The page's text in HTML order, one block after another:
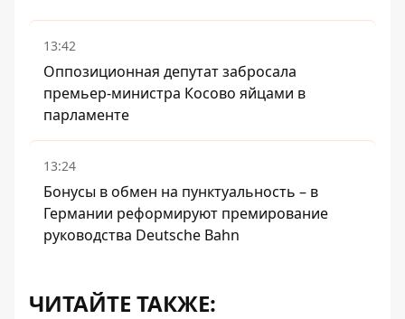
13:42
Оппозиционная депутат забросала
премьер-министра Косово яйцами в
парламенте
13:24
Бонусы в обмен на пунктуальность – в
Германии реформируют премирование
руководства Deutsche Bahn
ЧИТАЙТЕ ТАКЖЕ: